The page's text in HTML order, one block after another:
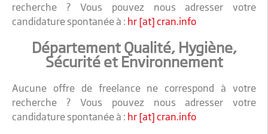
recherche ? Vous pouvez nous adresser votre
candidature spontanée à : hr [at] cran.info
Département Qualité, Hygiène,
Sécurité et Environnement
Aucune offre de freelance ne correspond à votre
recherche ? Vous pouvez nous adresser votre
candidature spontanée à : hr [at] cran.info